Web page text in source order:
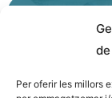
Per oferir les millors